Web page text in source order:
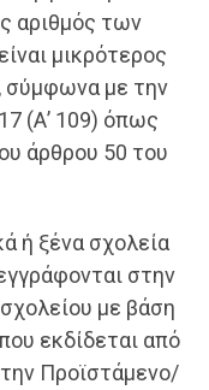
αριθμός των
μικρότερος
σύμφωνα με την
(Α’ 109) όπως
άρθρου 50 του
ή ξένα σχολεία
στην
με βάση
εκδίδεται από
Προϊστάμενο/